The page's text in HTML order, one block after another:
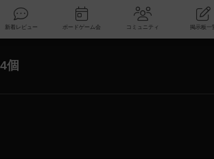
検索 新着レビュー ボードゲーム会 コミュニティ
個